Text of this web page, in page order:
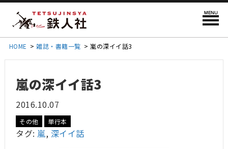
HOME > 雑誌・書籍一覧 > 嵐の深イイ話3
嵐の深イイ話3
2016.10.07
その他 単行本
タグ: 嵐, 深イイ話